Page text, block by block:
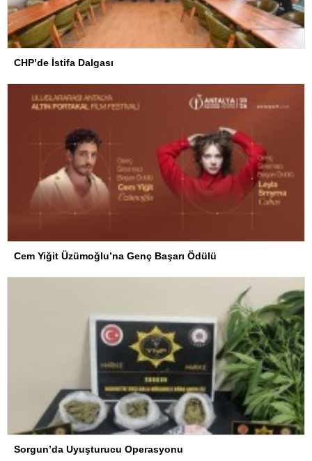
CHP’de İstifa Dalgası
Cem Yiğit Üzümoğlu’na Genç Başarı Ödülü
Sorgun’da Uyuşturucu Operasyonu